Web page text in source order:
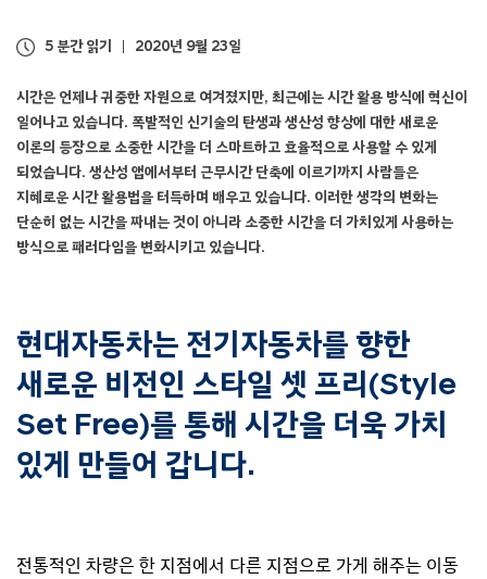
5 분간 읽기 2020년 9월 23일
시간은 언제나 귀중한 자원으로 여겨졌지만, 최근에는 시간 활용 방식에 혁신이
일어나고 있습니다. 폭발적인 신기술의 탄생과 생산성 향상에 대한 새로운
이론의 등장으로 소중한 시간을 더 스마트하고 효율적으로 사용할 수 있게
되었습니다. 생산성 앱에서부터 근무시간 단축에 이르기까지 사람들은
지혜로운 시간 활용법을 터득하며 배우고 있습니다. 이러한 생각의 변화는
단순히 없는 시간을 짜내는 것이 아니라 소중한 시간을 더 가치있게 사용하는
방식으로 패러다임을 변화시키고 있습니다.
현대자동차는 전기자동차를 향한
새로운 비전인 스타일 셋 프리(Style
Set Free)를 통해 시간을 더욱 가치
있게 만들어 갑니다.
전통적인 차량은 한 지점에서 다른 지점으로 가게 해주는 이동